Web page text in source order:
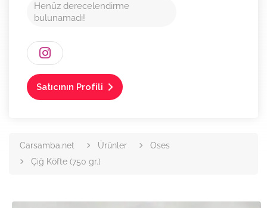
Henüz derecelendirme
bulunamadı!
Satıcının Profili
Carsamba.net Ürünler
Oses
Çiğ Köfte (750 gr.)